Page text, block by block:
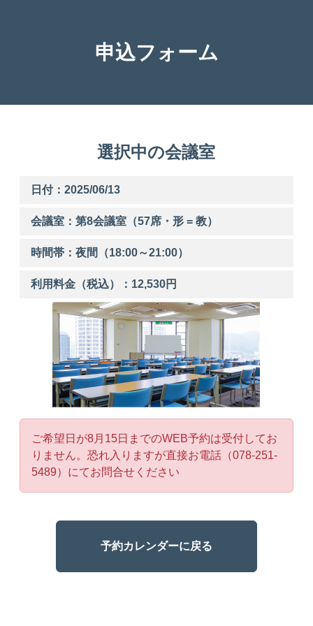
申込フォーム
選択中の会議室
日付：2025/06/13
会議室：第8会議室（57席・形 = 教）
時間帯：夜間 （18:00～21:00）
利用料金（税込）： 12,530円
ご希望日が8月15日までのWEB予約は受付してお
りません。恐れ入りますが直接お電話（078-251-
5489）にてお問合せください
予約カレンダーに戻る